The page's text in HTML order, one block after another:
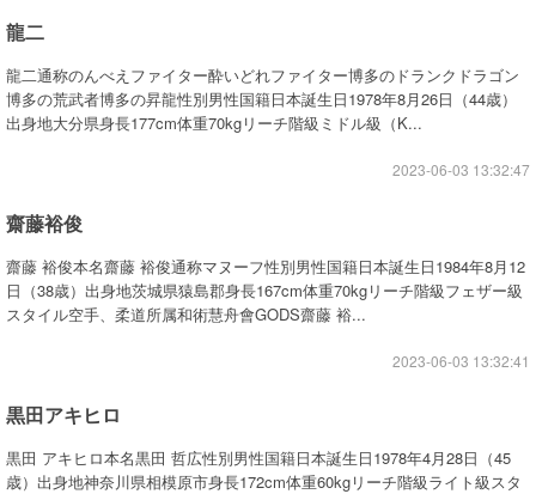
龍二
龍二通称のんべえファイター酔いどれファイター博多のドランクドラゴン
博多の荒武者博多の昇龍性別男性国籍日本誕生日1978年8月26日（44歳）
出身地大分県身長177cm体重70kgリーチ階級ミドル級（K...
2023-06-03 13:32:47
齋藤裕俊
齋藤 裕俊本名齋藤 裕俊通称マヌーフ性別男性国籍日本誕生日1984年8月12
日（38歳）出身地茨城県猿島郡身長167cm体重70kgリーチ階級フェザー級
スタイル空手、柔道所属和術慧舟會GODS齋藤 裕...
2023-06-03 13:32:41
黒田アキヒロ
黒田 アキヒロ本名黒田 哲広性別男性国籍日本誕生日1978年4月28日（45
歳）出身地神奈川県相模原市身長172cm体重60kgリーチ階級ライト級スタ